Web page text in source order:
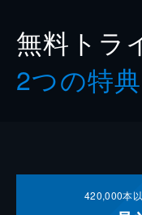
無料トラ
2つの特典
420,000本